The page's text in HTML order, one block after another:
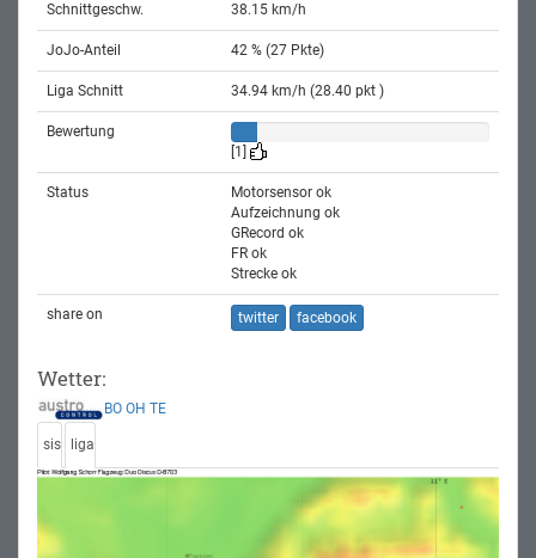
Schnittgeschw. 38.15 km/h
JoJo-Anteil 42 % (27 Pkte)
Liga Schnitt 34.94 km/h (28.40 pkt )
Bewertung
[1]
Status
Motorsensor ok
Aufzeichnung ok
GRecord ok
FR ok
Strecke ok
share on twitter facebook
Wetter:
BO OH TE
sis liga